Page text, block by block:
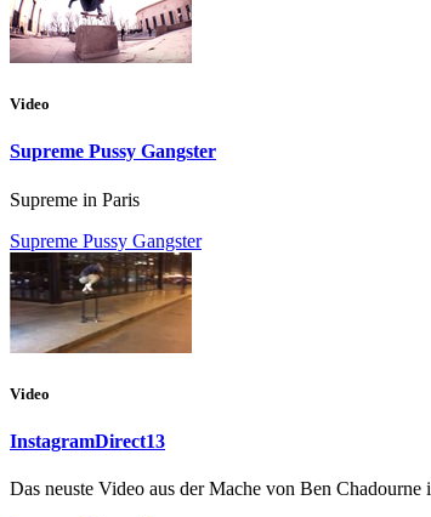
Video
Supreme Pussy Gangster
Supreme in Paris
Supreme Pussy Gangster
Video
InstagramDirect13
Das neuste Video aus der Mache von Ben